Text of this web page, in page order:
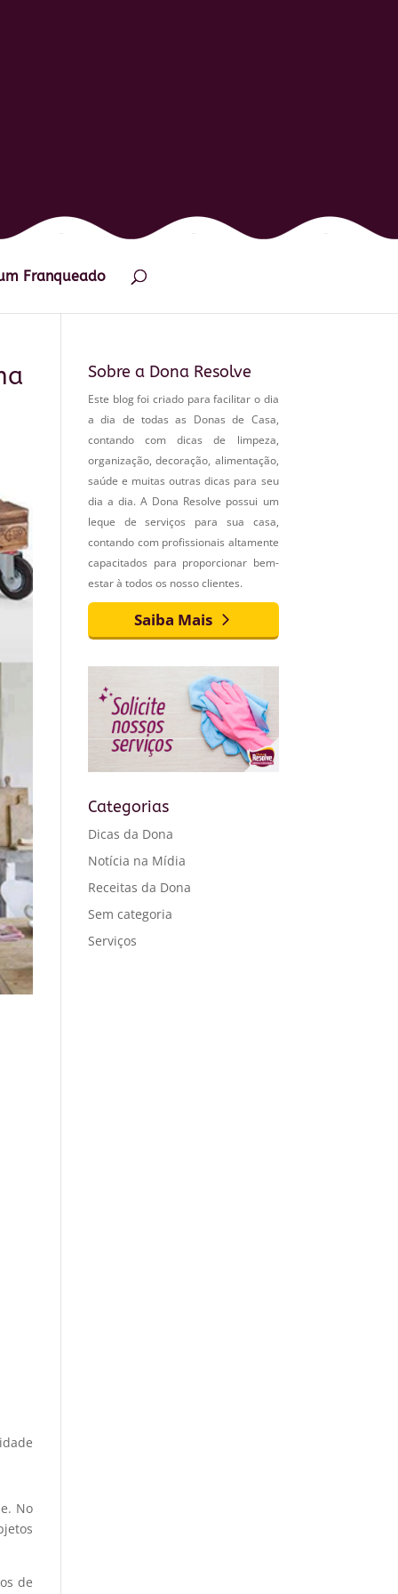
Franqueado
No
de
Sobre a Dona Resolve
Este blog foi criado para facilitar o dia
a dia de todas as Donas de Casa,
contando com dicas de limpeza,
organização, decoração, alimentação,
saúde e muitas outras dicas para seu
dia a dia. A Dona Resolve possui um
leque de serviços para sua casa,
contando com profissionais altamente
capacitados para proporcionar bem-
estar à todos os nosso clientes.
Saiba Mais
Categorias
Dicas da Dona
Notícia na Mídia
Receitas da Dona
Sem categoria
Serviços